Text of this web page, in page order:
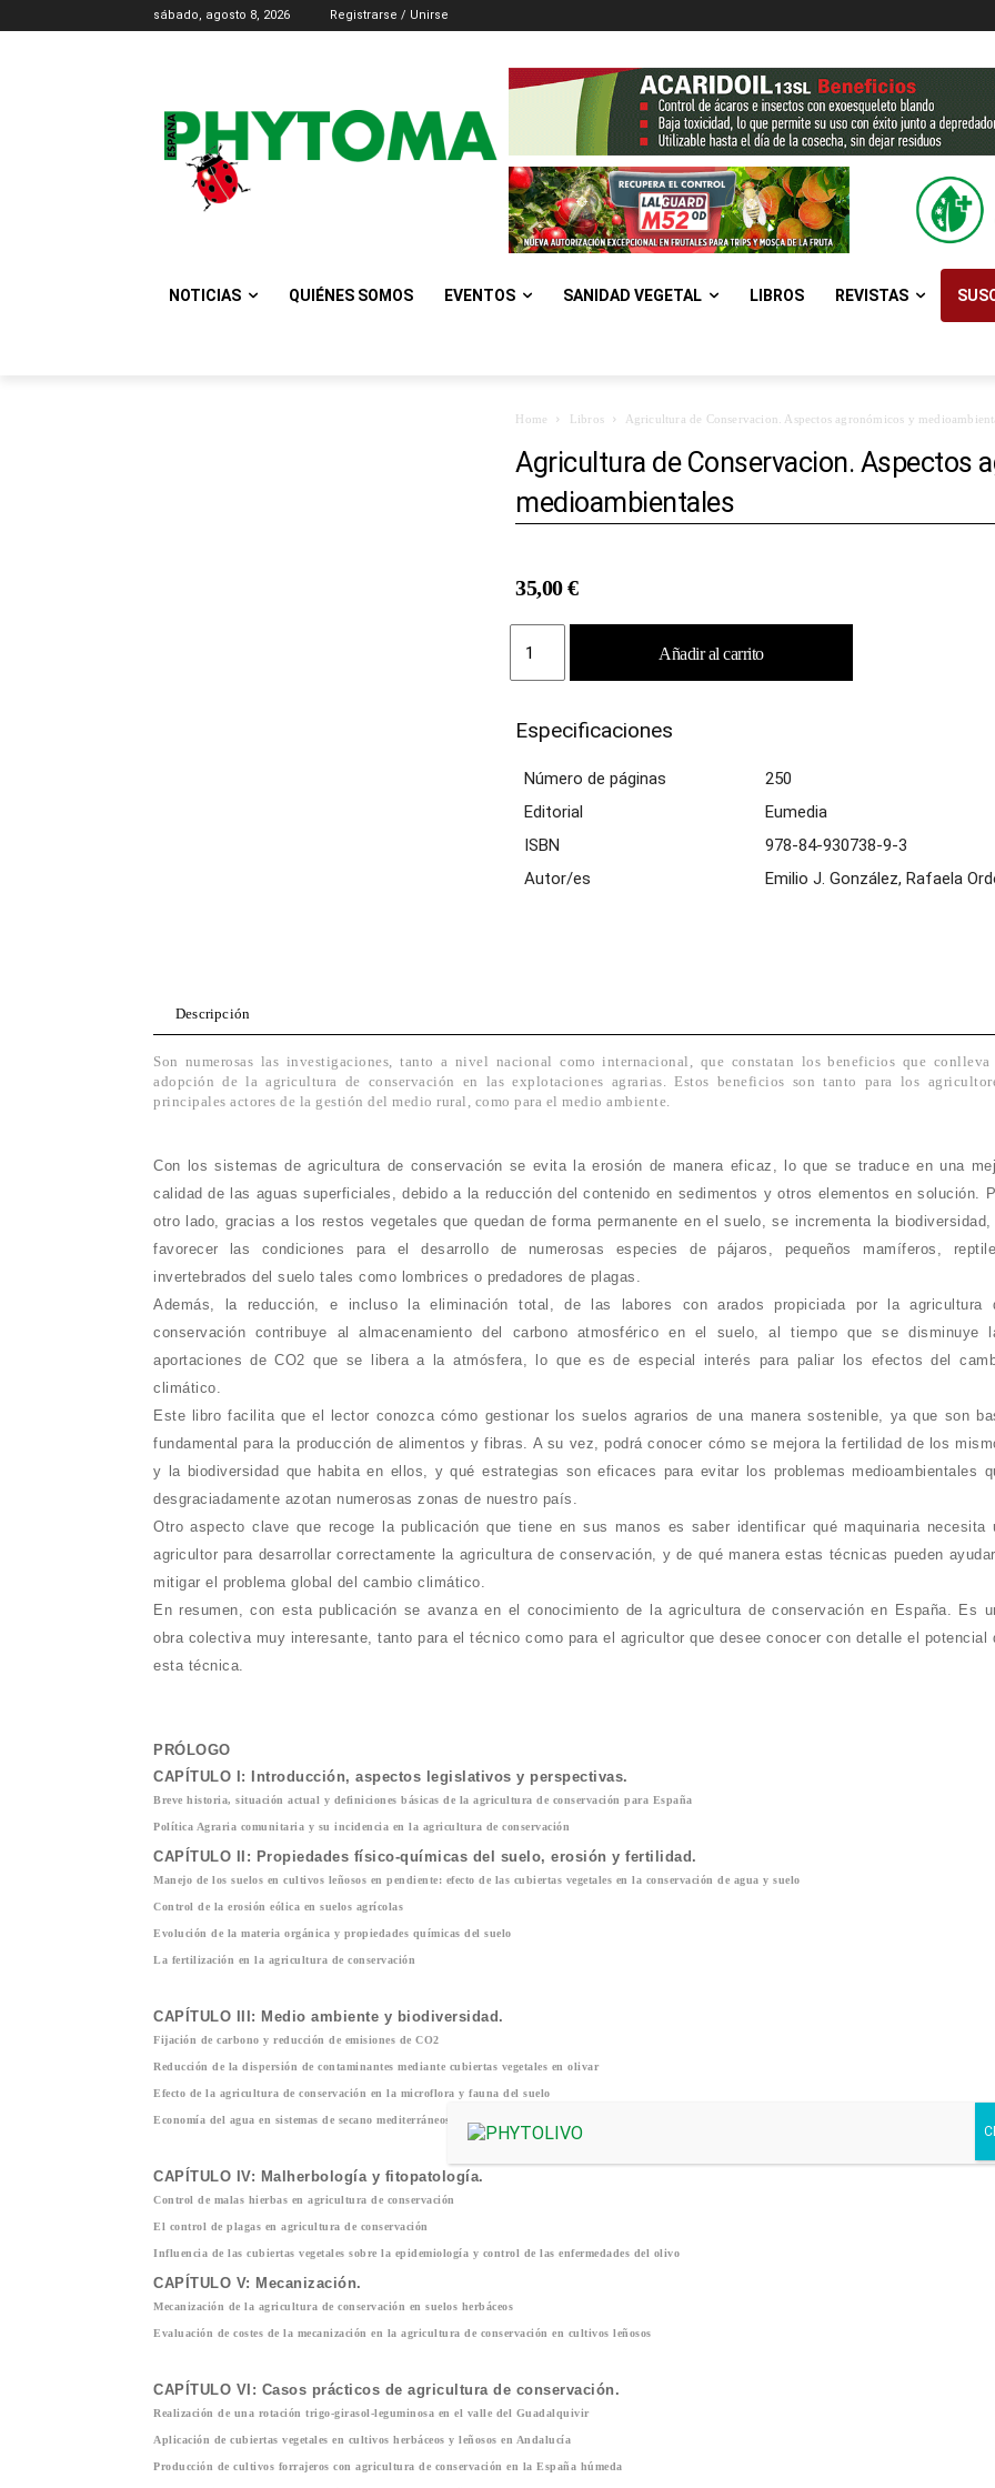
sábado, agosto 8, 2026 Registrarse / Unirse
NOTICIAS QUIÉNES SOMOS EVENTOS SANIDAD VEGETAL LIBROS REVISTAS
Home Libros Agricultura de Conservacion. Aspectos agronómicos y
Agricultura de Conservacion. Aspectos
medioambientales
35,00€
Conservacion.
agronómicos
medioambientales
Añadir al carrito
Especificaciones
Número de páginas
250
Editorial
Eumedia
ISBN
978-84-930738-9-3
Autor/es
Emilio J. González, Rafaela
Descripción
Son numerosas las investigaciones, tanto a nivel nacional como internacional, que constatan los beneficios que
adopción de la agricultura de conservación en las explotaciones agrarias. Estos beneficios son tanto para los
principales actores de la gestión del medio rural, como para el medio ambiente.
Con los sistemas de agricultura de conservación se evita la erosión de manera eficaz, lo que se traduce en una
calidad de las aguas superficiales, debido a la reducción del contenido en sedimentos y otros elementos en solución.
otro lado, gracias a los restos vegetales que quedan de forma permanente en el suelo, se incrementa la biodiversidad,
favorecer las condiciones para el desarrollo de numerosas especies de pájaros, pequeños mamíferos,
invertebrados del suelo tales como lombrices o predadores de plagas.
Además, la reducción, e incluso la eliminación total, de las labores con arados propiciada por la agricultura
conservación contribuye al almacenamiento del carbono atmosférico en el suelo, al tiempo que se disminuye
aportaciones de CO2 que se libera a la atmósfera, lo que es de especial interés para paliar los efectos del
climático.
Este libro facilita que el lector conozca cómo gestionar los suelos agrarios de una manera sostenible, ya que son
fundamental para la producción de alimentos y fibras. A su vez, podrá conocer cómo se mejora la fertilidad de los
y la biodiversidad que habita en ellos, y qué estrategias son eficaces para evitar los problemas medioambientales
desgraciadamente azotan numerosas zonas de nuestro país.
Otro aspecto clave que recoge la publicación que tiene en sus manos es saber identificar qué maquinaria necesita
agricultor para desarrollar correctamente la agricultura de conservación, y de qué manera estas técnicas pueden
mitigar el problema global del cambio climático.
En resumen, con esta publicación se avanza en el conocimiento de la agricultura de conservación en España. Es
obra colectiva muy interesante, tanto para el técnico como para el agricultor que desee conocer con detalle el potencial
esta técnica.
PRÓLOGO
CAPÍTULO I: Introducción, aspectos legislativos y perspectivas.
Breve historia, situación actual y definiciones básicas de la agricultura de conservación para España
Política Agraria comunitaria y su incidencia en la agricultura de conservación
CAPÍTULO II: Propiedades físico-químicas del suelo, erosión y fertilidad.
Manejo de los suelos en cultivos leñosos en pendiente: efecto de las cubiertas vegetales en la conservación de agua y suelo
Control de la erosión eólica en suelos agrícolas
Evolución de la materia orgánica y propiedades químicas del suelo
La fertilización en la agricultura de conservación
CAPÍTULO III: Medio ambiente y biodiversidad.
Fijación de carbono y reducción de emisiones de CO2
Reducción de la dispersión de contaminantes mediante cubiertas vegetales en olivar
Efecto de la agricultura de conservación en la microflora y fauna del suelo
Economía del agua en sistemas de secano mediterráneos
CAPÍTULO IV: Malherbología y fitopatología.
Control de malas hierbas en agricultura de conservación
El control de plagas en agricultura de conservación
Influencia de las cubiertas vegetales sobre la epidemiología y control de las enfermedades del olivo
CAPÍTULO V: Mecanización.
Mecanización de la agricultura de conservación en suelos herbáceos
Evaluación de costes de la mecanización en la agricultura de conservación en cultivos leñosos
CAPÍTULO VI: Casos prácticos de agricultura de conservación.
Realización de una rotación trigo-girasol-leguminosa en el valle del Guadalquivir
Aplicación de cubiertas vegetales en cultivos herbáceos y leñosos en Andalucía
Producción de cultivos forrajeros con agricultura de conservación en la España húmeda